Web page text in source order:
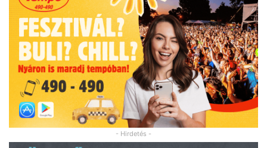
- Hirdetés -